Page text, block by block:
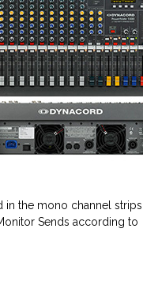
in the mono channel
Sends according to